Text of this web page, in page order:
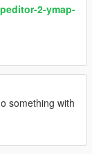
2-ymap-
something with